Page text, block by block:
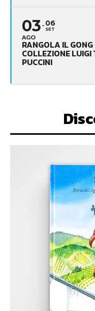
03
AGO
06
SET
RANGOLA IL
COLLEZIONE LUIGI
PUCCINI